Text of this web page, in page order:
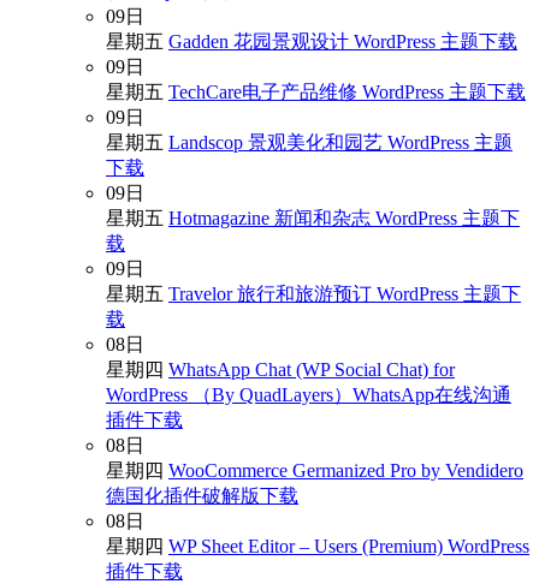
09日
星期五 Gadden 花园景观设计 WordPress 主题下载
09日
星期五 TechCare电子产品维修 WordPress 主题下载
09日
星期五 Landscop 景观美化和园艺 WordPress 主题
下载
09日
星期五 Hotmagazine 新闻和杂志 WordPress 主题下
载
09日
星期五 Travelor 旅行和旅游预订 WordPress 主题下
载
08日
星期四 WhatsApp Chat (WP Social Chat) for
WordPress （By QuadLayers）WhatsApp在线沟通
插件下载
08日
星期四 WooCommerce Germanized Pro by Vendidero
德国化插件破解版下载
08日
星期四 WP Sheet Editor – Users (Premium) WordPress
插件下载